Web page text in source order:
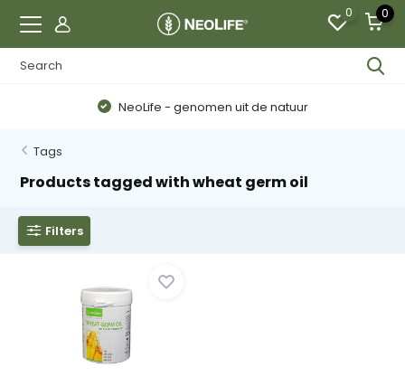
0 0
NeoLife - genomen uit de natuur
Tags
Products tagged with wheat germ oil
Filters